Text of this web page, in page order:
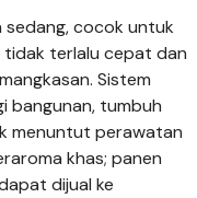
sedang, cocok untuk
tidak terlalu cepat dan
Sistem
bangunan, tumbuh
menuntut perawatan
khas; panen
dijual ke